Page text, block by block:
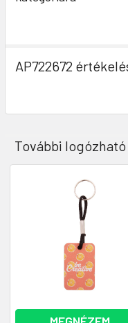
AP722672
További